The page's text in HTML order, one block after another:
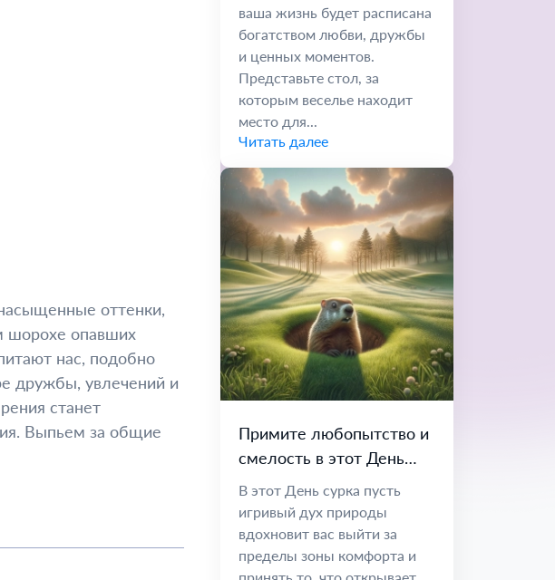
оттенки,
шорохе опавших
нас, подобно
дружбы, увлечений и
станет
Выпьем за общие
ваша жизнь будет расписана
богатством любви, дружбы
и ценных моментов.
Представьте стол, за
которым веселье находит
место для...
Читать далее
Примите любопытство и
смелость в этот День
сурка.
В этот День сурка пусть
игривый дух природы
вдохновит вас выйти за
пределы зоны комфорта и